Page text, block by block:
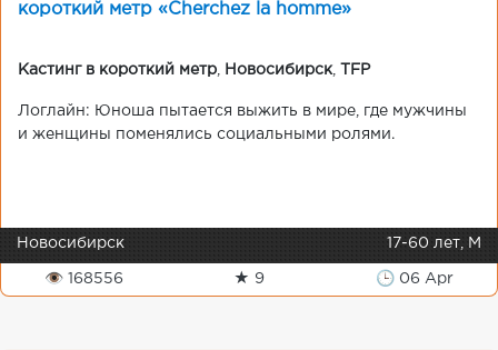
короткий метр «Cherchez la homme»
Кастинг в короткий метр Новосибирск, TFP
Логлайн: Юноша пытается выжить в мире, где мужчины
и женщины поменялись социальными ролями.
Новосибирск 17-60 лет, М
👁 168556 ★ 9 🕒 06 Apr